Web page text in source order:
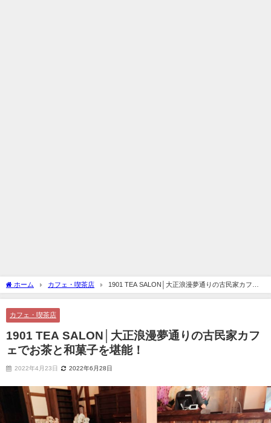
ホーム カフェ・喫茶店
1901 TEA SALON│大正浪漫夢通りの古民家カフェ
でお茶と和菓子を堪能！
カフェ・喫茶店
1901 TEA SALON│大正浪漫夢通りの古民家カフ
ェでお茶と和菓子を堪能！
2022年4月23日 2022年6月28日